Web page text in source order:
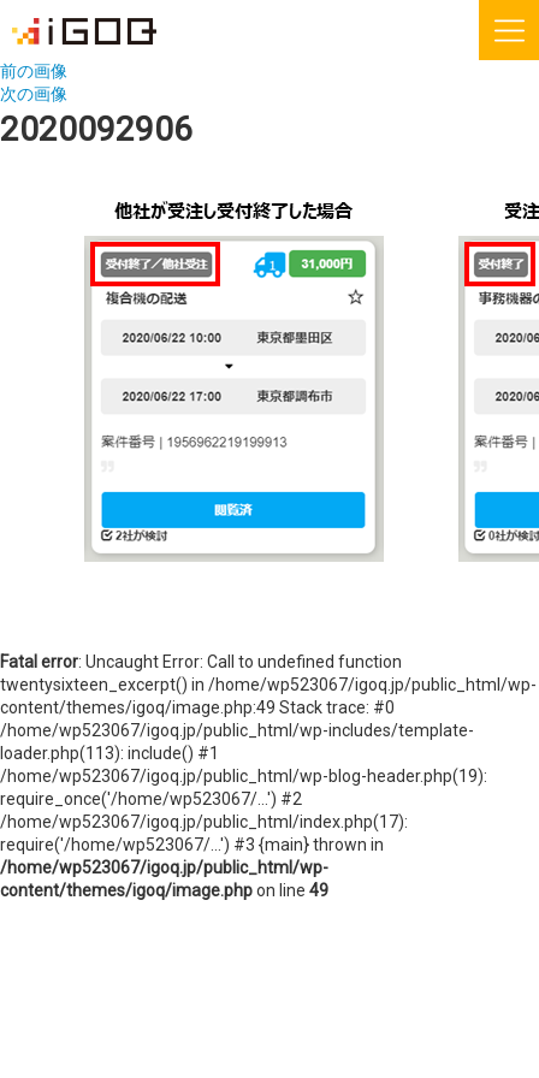
機能紹介
無料会員登録
ニュースレターを登録する
お問い合わせ
前の画像
次の画像
2020092906
Fatal error: Uncaught Error: Call to undefined function
twentysixteen_excerpt() in /home/wp523067/igoq.jp/public_html/wp-
content/themes/igoq/image.php:49 Stack trace: #0
/home/wp523067/igoq.jp/public_html/wp-includes/template-
loader.php(113): include() #1
/home/wp523067/igoq.jp/public_html/wp-blog-header.php(19):
require_once('/home/wp523067/...') #2
/home/wp523067/igoq.jp/public_html/index.php(17):
require('/home/wp523067/...') #3 {main} thrown in
/home/wp523067/igoq.jp/public_html/wp-
content/themes/igoq/image.phpon line 49